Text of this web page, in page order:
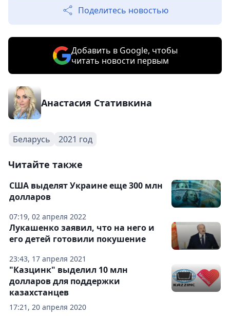
Поделитесь новостью
Добавить в Google, чтобы
читать новости первым
Анастасия Стативкина
Беларусь 2021 год
Читайте также
07:19, 02 апреля 2022
США выделят Украине еще 300 млн
долларов
23:43, 17 апреля 2021
Лукашенко заявил, что на него и
его детей готовили покушение
17:21, 20 апреля 2020
"Казцинк" выделил 10 млн
долларов для поддержки
казахстанцев